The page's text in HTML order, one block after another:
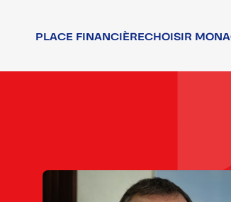
PLACE FINANCIÈRE
ENVIRONNEMENT ASSOCIATIF
CHOISIR
QUALITÉ DE VIE